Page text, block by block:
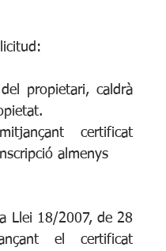
propietari, caldrà
certificat
almenys
Llei 18/2007, de 28
el certificat